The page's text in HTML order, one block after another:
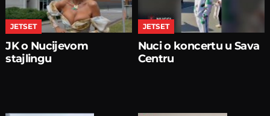
JETSET
JK o Nucijevom
stajlingu
JETSET
Nuci o koncertu u Sava
Centru